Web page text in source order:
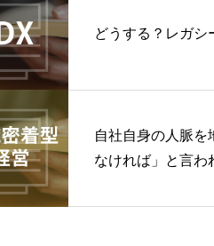
どうする？レガシ
自社自身の人脈を
なければ」と言わ